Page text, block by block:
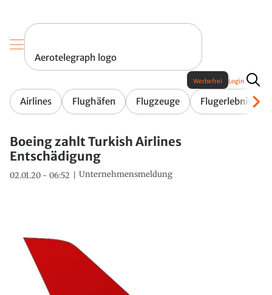
Aerotelegraph logo
Airlines Flughäfen Flugzeuge Flugerlebnis
Werbefrei Login
Boeing zahlt Turkish Airlines
Entschädigung
02.01.20 - 06:52 Unternehmensmeldung